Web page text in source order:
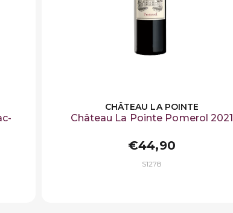
CHÂTEAU LA POINTE
Château La Pointe Pomerol 2021
€44,90
S1278